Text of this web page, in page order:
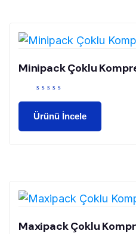
Minipack Çoklu
Ürünü İncele
Maxipack Çoklu